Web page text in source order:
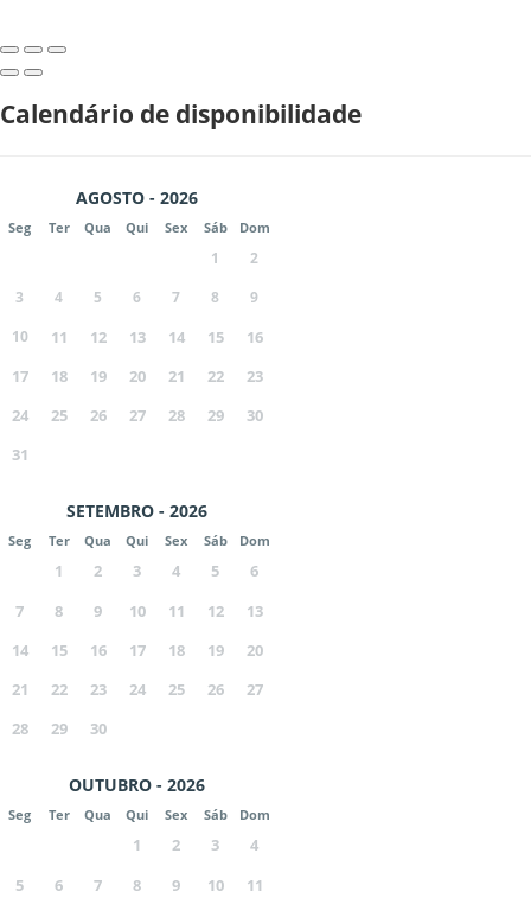
Calendário de disponibilidade
AGOSTO - 2026
Seg Ter Qua Qui Sex Sáb Dom
1
2
3
4 5 6 7 8
9
10
11 12 13 14 15
16
17
18 19 20 21 22
23
24
25 26 27 28 29
30
31
SETEMBRO - 2026
Seg Ter Qua Qui Sex Sáb Dom
1 2 3 4 5
6
7
8 9 10 11 12
13
14
15 16 17 18 19
20
21
22 23 24 25 26
27
28
29 30
OUTUBRO - 2026
Seg Ter Qua Qui Sex Sáb Dom
1 2 3
4
5
6 7 8 9 10
11